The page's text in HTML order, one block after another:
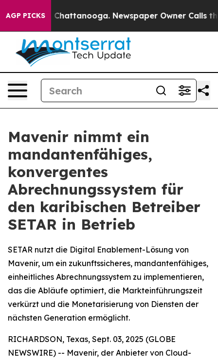
AGP PICKS
in Chattanooga. Newspaper Owner Calls the
Mavenir nimmt ein
mandantenfähiges,
konvergentes
Abrechnungssystem für
den karibischen Betreiber
SETAR in Betrieb
SETAR nutzt die Digital Enablement-Lösung von
Mavenir, um ein zukunftssicheres, mandantenfähiges,
einheitliches Abrechnungssystem zu implementieren,
das die Abläufe optimiert, die Markteinführungszeit
verkürzt und die Monetarisierung von Diensten der
nächsten Generation ermöglicht.
RICHARDSON, Texas, Sept. 03, 2025 (GLOBE
NEWSWIRE) -- Mavenir, der Anbieter von Cloud-